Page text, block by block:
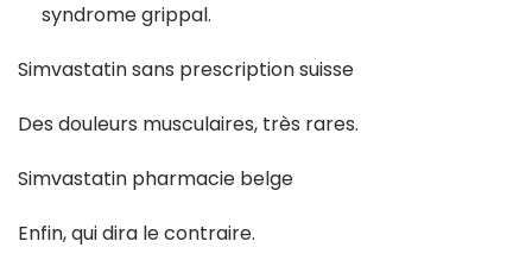
syndrome grippal.
Simvastatin sans prescription suisse
Des douleurs musculaires, très rares.
Simvastatin pharmacie belge
Enfin, qui dira le contraire.